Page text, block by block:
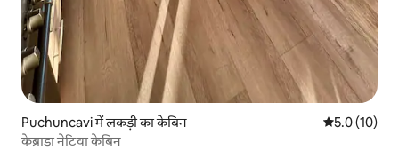
Puchuncavi में लकड़ी का केबिन औसत रेटिंग 5
5.0 (10)
केब्राडा नेटिवा केबिन